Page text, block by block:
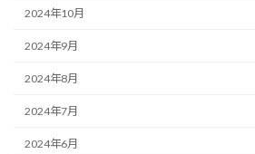
2024年10月
2024年9月
2024年8月
2024年7月
2024年6月